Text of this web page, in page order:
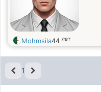
Mohmsila44 лет
1